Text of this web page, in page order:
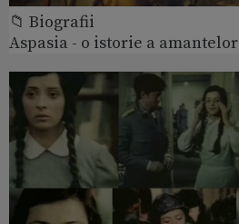
📁 Biografii
Aspasia - o istorie a amantelor